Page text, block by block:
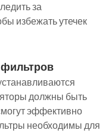
за
избежать утечек
фильтров
должны быть
эффективно
необходимы для